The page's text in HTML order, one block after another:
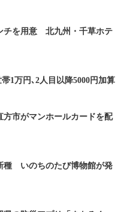
チを用意 北九州・千草ホテ
1万円､2人目以降5000円加算
市がマンホールカードを配
種 いのちのたび博物館が発